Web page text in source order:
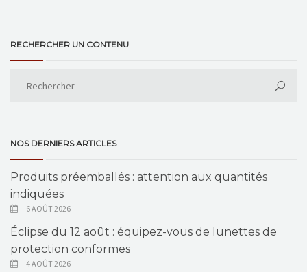
RECHERCHER UN CONTENU
NOS DERNIERS ARTICLES
Produits préemballés : attention aux quantités
indiquées
6 AOÛT 2026
Éclipse du 12 août : équipez-vous de lunettes de
protection conformes
4 AOÛT 2026